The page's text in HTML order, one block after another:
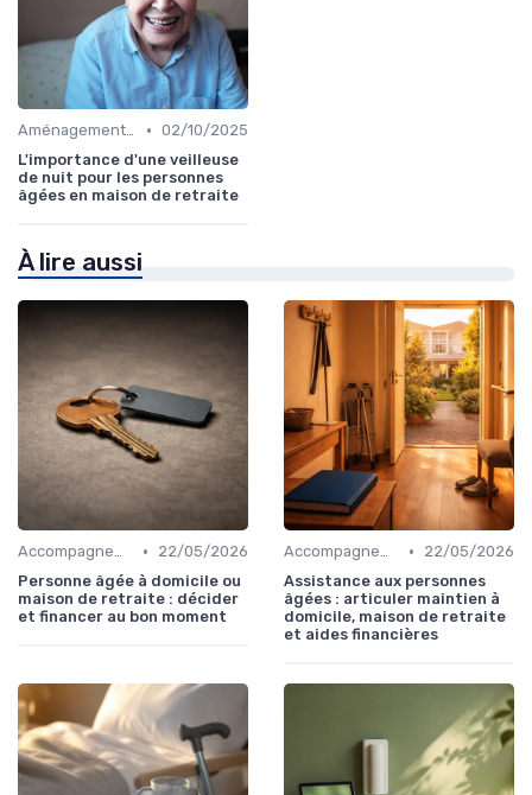
Aménagements pour Personnes à Mobilité Réduite • 02/10/2025
L'importance d'une veilleuse
de nuit pour les personnes
âgées en maison de retraite
À lire aussi
Accompagnement Personnalisé •
22/05/2026
Personne âgée à domicile ou
maison de retraite : décider
et financer au bon moment
Accompagnement Personnalisé •
22/05/2026
Assistance aux personnes
âgées : articuler maintien à
domicile, maison de retraite
et aides financières